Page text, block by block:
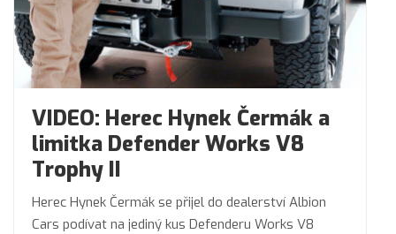
VIDEO: Herec Hynek Čermák a
limitka Defender Works V8
Trophy II
Herec Hynek Čermák se přijel do dealerství Albion
Cars podívat na jediný kus Defenderu Works V8